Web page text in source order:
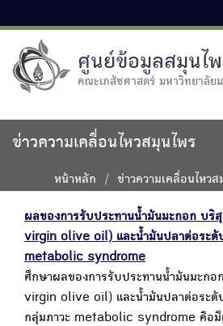
ศูนย์ข้อมูลสมุนไ
คณะเภสัชศาสตร์ มหาวิทยาลัย
ข่าวความเคลื่อนไหวสมุนไพร
หน้าหลัก ข่าวความเคลื่อนไหวส
ผลของการรับประทานน้ำมันมะกอก บริ
virgin olive oil) และน้ำมันปลาต่อระดั
metabolic syndrome
ศึกษาผลของการรับประทานน้ำมันมะก
virgin olive oil) และน้ำมันปลาต่อระดับ
กลุ่มภาวะ metabolic syndrome คือมี